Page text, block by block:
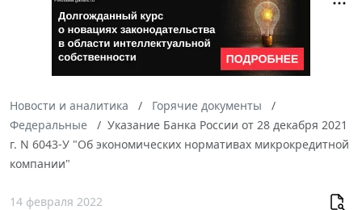
Новости и аналитика
Горячие документы
Федеральные
Указание Банка России от 28 декабря 2021
г. N 6043-У "Об экономических нормативах микрокредитной
компании"
14 февраля 2022